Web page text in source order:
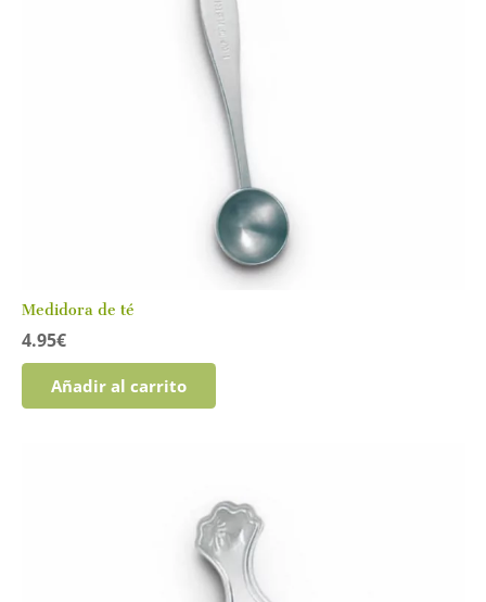
Medidora de té
4.95€
Añadir al carrito